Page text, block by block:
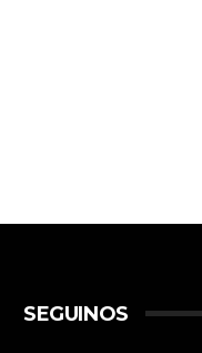
SEGUINOS